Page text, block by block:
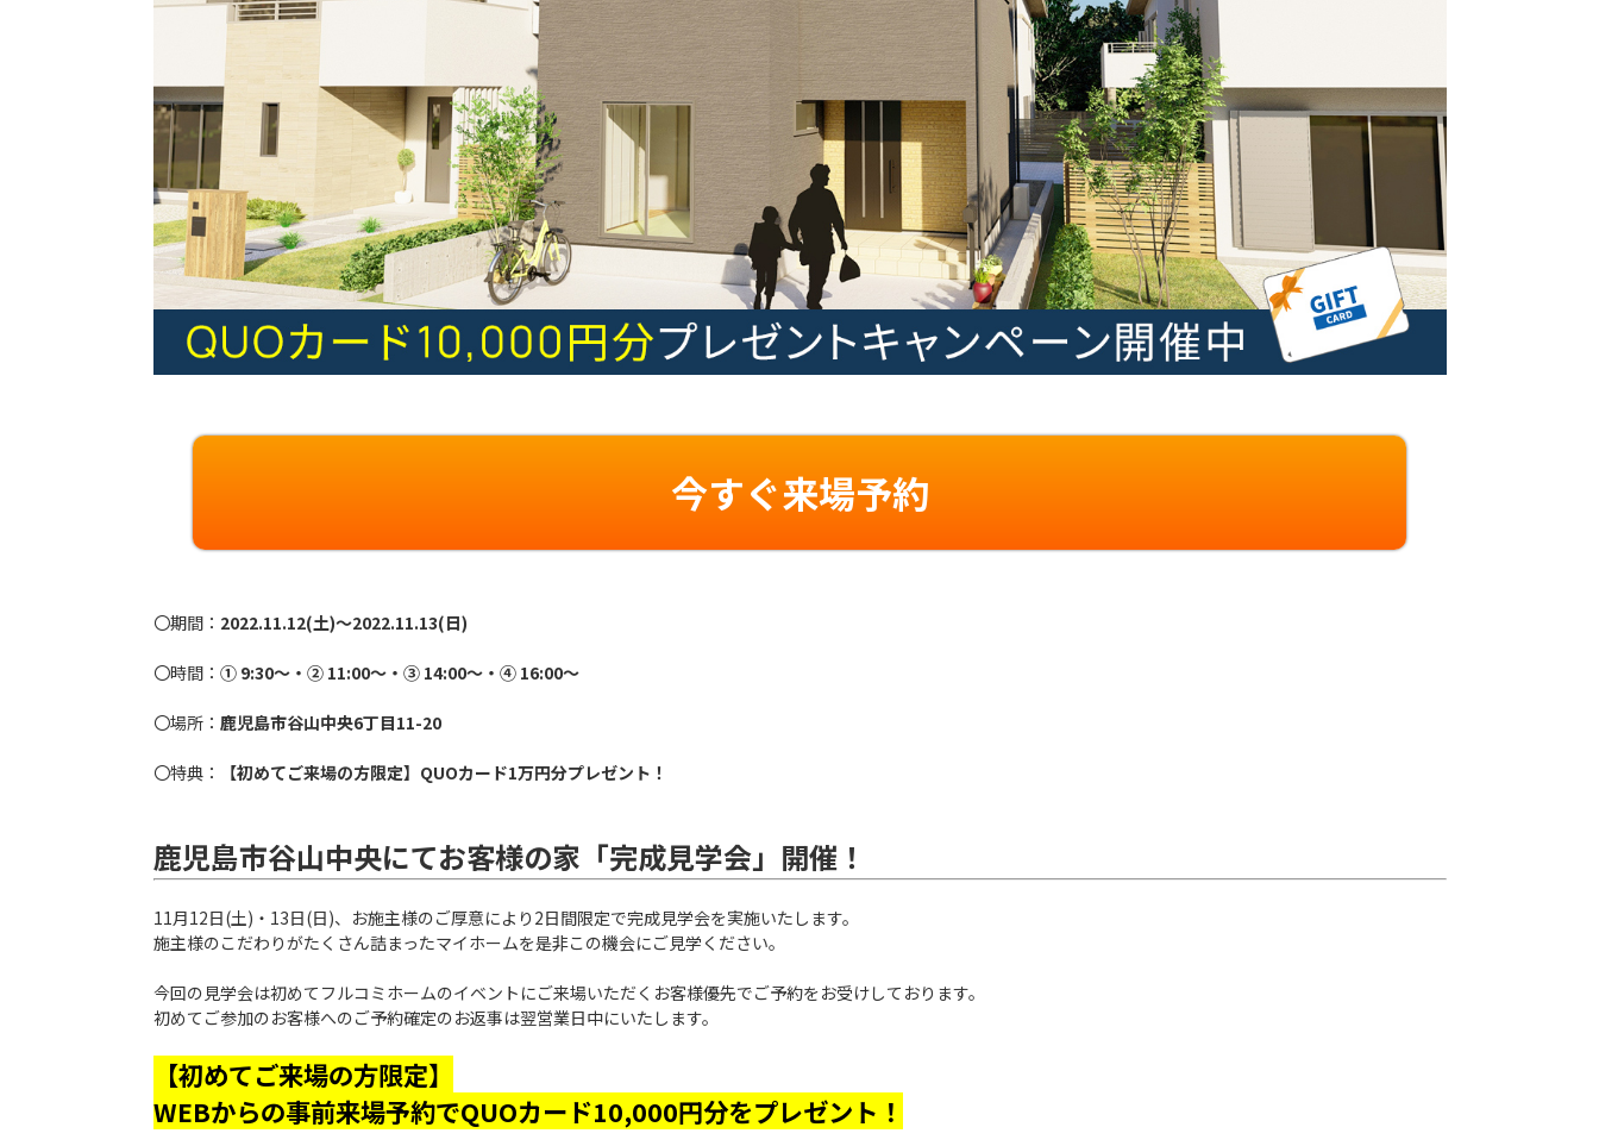
今すぐ来場予約
〇期間： 2022.11.12(土)～2022.11.13(日)
〇時間： ① 9:30～・② 11:00～・③ 14:00～・④ 16:00～
〇場所： 鹿児島市谷山中央6丁目11-20
〇特典： 【初めてご来場の方限定】QUOカード1万円分プレゼント！
鹿児島市谷山中央にてお客様の家「完成見学会」開催！
11月12日(土)・13日(日)、お施主様のご厚意により2日間限定で完成見学会を実施いたします。
施主様のこだわりがたくさん詰まったマイホームを是非この機会にご見学ください。
今回の見学会は初めてフルコミホームのイベントにご来場いただくお客様優先でご予約をお受けしております。
初めてご参加のお客様へのご予約確定のお返事は翌営業日中にいたします。
【初めてご来場の方限定】
WEBからの事前来場予約でQUOカード10,000円分をプレゼント！